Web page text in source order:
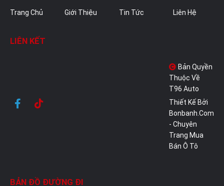
Trang Chủ Giới Thiệu Tin Tức Liên Hệ
LIÊN KẾT
Bản Quyền
Thuộc Về
T96 Auto
Thiết Kế Bởi
Bonbanh.com
- Chuyên
Trang Mua
Bán Ô Tô
BẢN ĐỒ ĐƯỜNG ĐI